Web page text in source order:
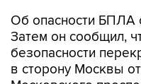
Об опасности БПЛА
Затем он сообщил,
безопасности
в сторону Москвы